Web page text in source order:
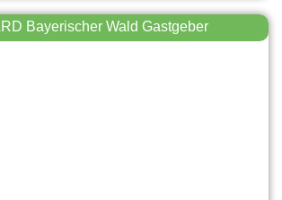
Bayerischer Wald Gastgeber